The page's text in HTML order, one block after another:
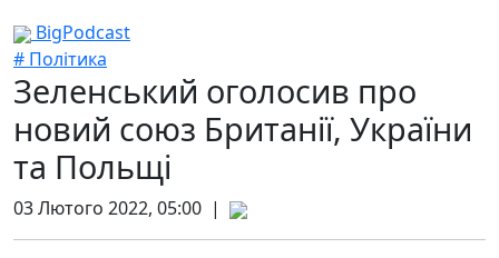
BigPodcast
# Політика
Зеленський оголосив про
новий союз Британії, України
та Польщі
03 Лютого 2022, 05:00 |